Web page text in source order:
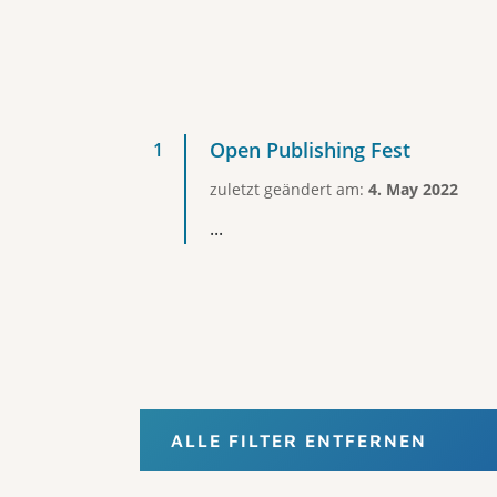
Open Publishing Fest
zuletzt geändert am: 4. May 2022
...
ALLE FILTER ENTFERNEN